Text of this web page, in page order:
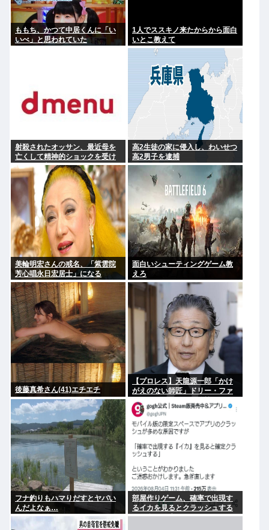
ももち、かつて中居くんに「い
いべ」と思われていた
1人でススキノ来たからから面白
いとこ教えて
射殺されたオッサン、最近母を
亡くして精神的ショックを受け
ていたと判明
高2生徒の家に侵入し、わいせつ
高2男子を逮捕
美輪明宏さんの戒名、「紫雲院
芳心唱永日宏居士」になる
面白いシューティングゲーム教
えろ
後藤真希さん(41)エチエチ
【プロレス】天龍源一郎「かけ
がえのない師匠」ドリー・ファ
ンク・ジュニアさん追悼
フナ釣りもハマりだすとヤバい
んだよなぁ…
部屋作りゲーム、確率で出現す
るイカを見るとクラッシュする
不具合が発生